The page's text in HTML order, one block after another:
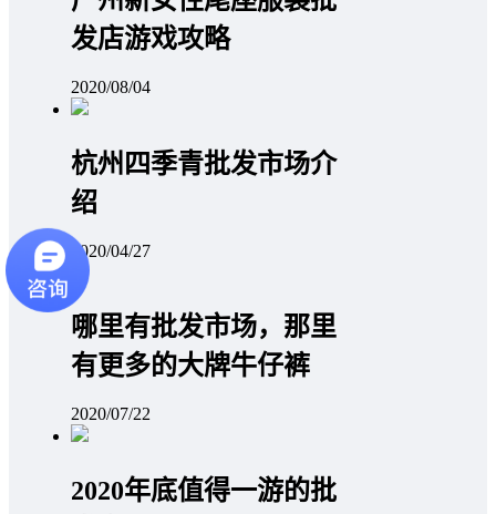
发店游戏攻略
2020/08/04
杭州四季青批发市场介
绍
2020/04/27
哪里有批发市场，那里
有更多的大牌牛仔裤
2020/07/22
2020年底值得一游的批